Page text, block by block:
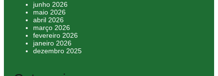
junho 2026
maio 2026
abril 2026
março 2026
fevereiro 2026
janeiro 2026
dezembro 2025